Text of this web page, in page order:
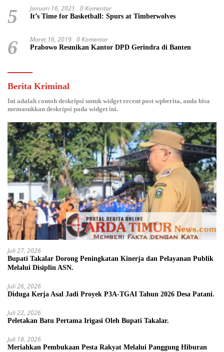
5 Januari 16, 2021 0 Komentar
It’s Time for Basketball: Spurs at Timberwolves
6 Maret 16, 2019 0 Komentar
Prabowo Resmikan Kantor DPD Gerindra di Banten
Berita Kriminal
Ini adalah contoh deskripsi untuk widget recent post wpberita, anda bisa
memasukkan deskripsi pada widget ini.
Juli 27, 2026
Bupati Takalar Dorong Peningkatan Kinerja dan Pelayanan Publik
Melalui Disiplin ASN.
Juli 26, 2026
Diduga Kerja Asal Jadi Proyek P3A-TGAI Tahun 2026 Desa Patani.
Juli 22, 2026
Peletakan Batu Pertama Irigasi Oleh Bupati Takalar.
Juli 18, 2026
Meriahkan Pembukaan Pesta Rakyat Melalui Panggung Hiburan